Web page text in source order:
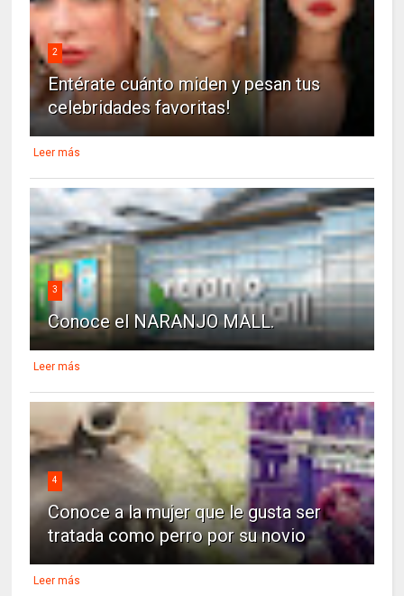
2
Entérate cuánto miden y pesan tus
celebridades favoritas!
Leer más
3
Conoce el NARANJO MALL.
Leer más
4
Conoce a la mujer que le gusta ser
tratada como perro por su novio
Leer más